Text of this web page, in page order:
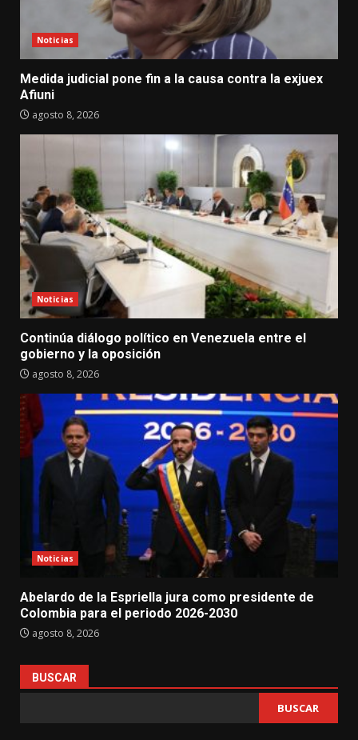
Noticias
Medida judicial pone fin a la causa contra la exjuex
Afiuni
agosto 8, 2026
Noticias
Continúa diálogo político en Venezuela entre el
gobierno y la oposición
agosto 8, 2026
Noticias
Abelardo de la Espriella jura como presidente de
Colombia para el periodo 2026-2030
agosto 8, 2026
BUSCAR
BUSCAR